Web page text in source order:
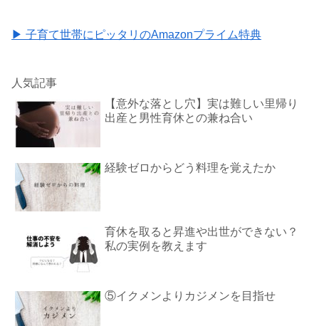
▶ 子育て世帯にピッタリのAmazonプライム特典
人気記事
【意外な落とし穴】実は難しい里帰り
出産と男性育休との兼ね合い
経験ゼロからどう料理を覚えたか
育休を取ると昇進や出世ができない？
私の実例を教えます
⑤イクメンよりカジメンを目指せ